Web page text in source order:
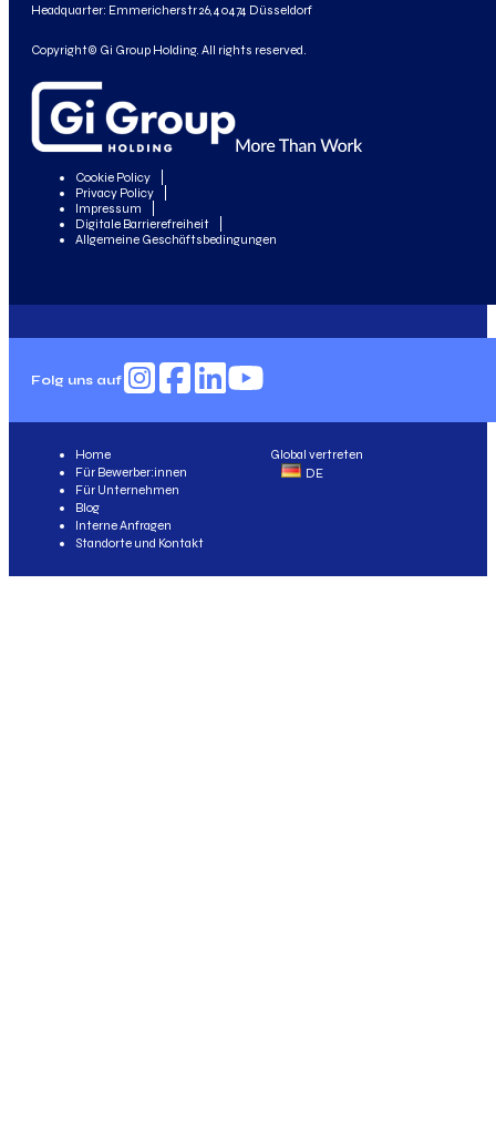
Headquarter: Emmericherstr 26, 40474 Düsseldorf
Copyright© Gi Group Holding. All rights reserved.
Cookie Policy
Privacy Policy
Impressum
Digitale Barrierefreiheit
Allgemeine Geschäftsbedingungen
Folg uns auf
Global vertreten
DE
Home
Für Bewerber:innen
Für Unternehmen
Blog
Interne Anfragen
Standorte und Kontakt